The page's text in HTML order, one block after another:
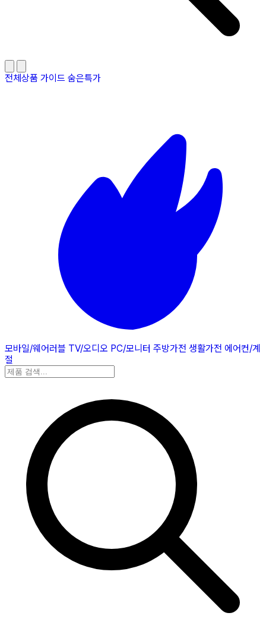
전체상품 가이드 숨은특가
모바일/웨어러블 TV/오디오 PC/모니터 주방가전 생활가전 에어컨/계
절